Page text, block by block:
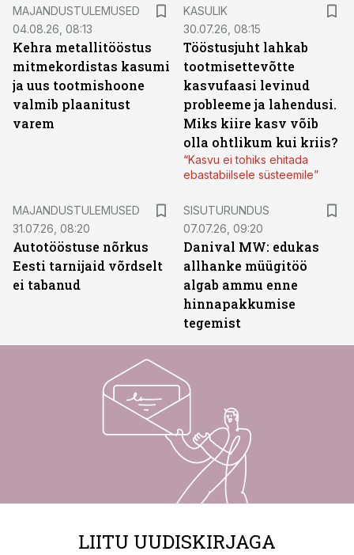
MAJANDUSTULEMUSED
04.08.26, 08:13
Kehra metallitööstus
mitmekordistas kasumi
ja uus tootmishoone
valmib plaanitust
varem
KASULIK
30.07.26, 08:15
Tööstusjuht lahkab
tootmisettevõtte
kasvufaasi levinud
probleeme ja lahendusi.
Miks kiire kasv võib
olla ohtlikum kui kriis?
“Kasvu ei tohiks ehitada
ebastabiilsele süsteemile”
MAJANDUSTULEMUSED
31.07.26, 08:20
Autotööstuse nõrkus
Eesti tarnijaid võrdselt
ei tabanud
SISUTURUNDUS
07.07.26, 09:20
Danival MW: edukas
allhanke müügitöö
algab ammu enne
hinnapakkumise
tegemist
LIITU UUDISKIRJAGA